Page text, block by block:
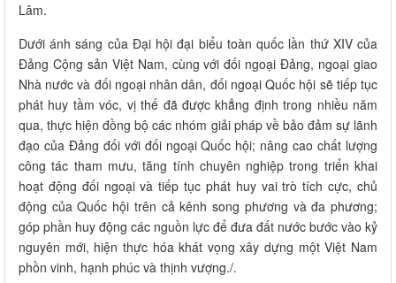
Lâm.
Dưới ánh sáng của Đại hội đại biểu toàn quốc lần thứ XIV của
Đảng Cộng sản Việt Nam, cùng với đối ngoại Đảng, ngoại giao
Nhà nước và đối ngoại nhân dân, đối ngoại Quốc hội sẽ tiếp tục
phát huy tầm vóc, vị thế đã được khẳng định trong nhiều năm
qua, thực hiện đồng bộ các nhóm giải pháp về bảo đảm sự lãnh
đạo của Đảng đối với đối ngoại Quốc hội; nâng cao chất lượng
công tác tham mưu, tăng tính chuyên nghiệp trong triển khai
hoạt động đối ngoại và tiếp tục phát huy vai trò tích cực, chủ
động của Quốc hội trên cả kênh song phương và đa phương;
góp phần huy động các nguồn lực để đưa đất nước bước vào kỷ
nguyên mới, hiện thực hóa khát vọng xây dựng một Việt Nam
phồn vinh, hạnh phúc và thịnh vượng./.